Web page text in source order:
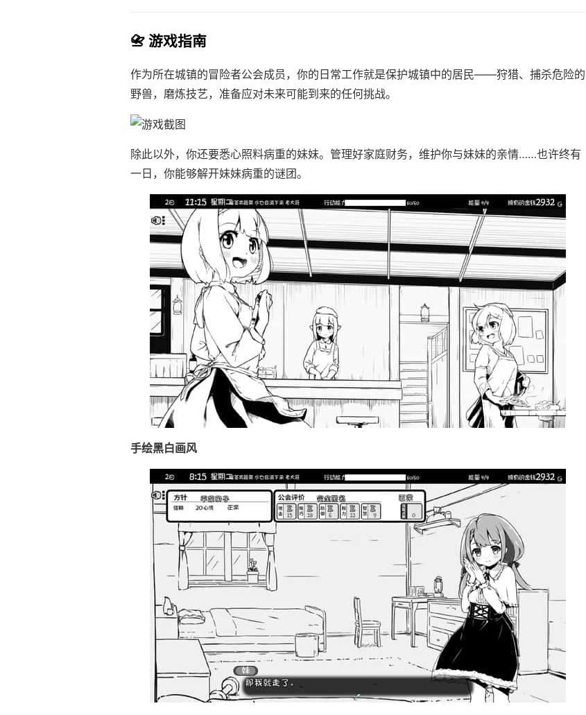
📇 游戏指南
作为所在城镇的冒险者公会成员，你的日常工作就是保护城镇中的居民——狩猎、捕杀危险的
野兽，磨炼技艺，准备应对未来可能到来的任何挑战。
除此以外，你还要悉心照料病重的妹妹。管理好家庭财务，维护你与妹妹的亲情……也许终有
一日，你能够解开妹妹病重的谜团。
手绘黑白画风